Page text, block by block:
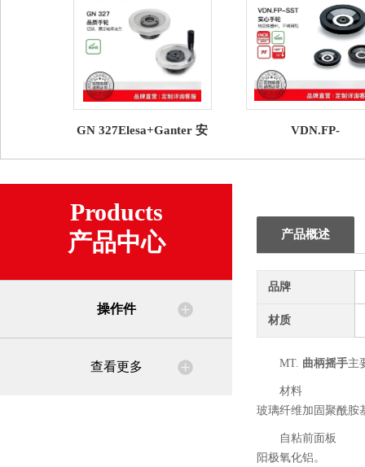
GN 327Elesa+Ganter 安
VDN.FP-
轮
Products
产品中心
操作件
查看更多
产品概述
品牌
材质
MT. 曲柄摇手主
材料
玻璃纤维加固聚酰胺
自粘前面板
阳极氧化铝。